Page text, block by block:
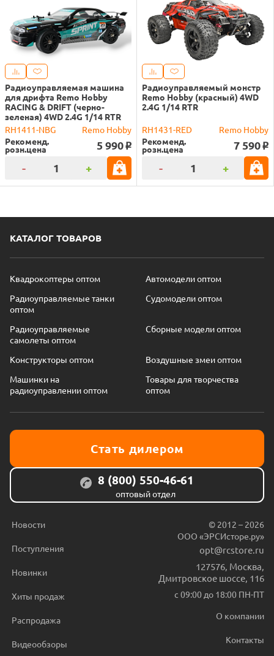
Радиоуправляемая машина
для дрифта Remo Hobby
RACING & DRIFT (черно-
зеленая) 4WD 2.4G 1/14 RTR
RH1411-NBG
Remo Hobby
Рекоменд.
розн.цена 5 990 o
- +
Радиоуправляемый монстр
Remo Hobby (красный) 4WD
2.4G 1/14 RTR
RH1431-RED
Remo Hobby
Рекоменд.
розн.цена 7 590 o
- +
КАТАЛОГ ТОВАРОВ
Квадрокоптеры оптом
Автомодели оптом
Радиоуправляемые танки
оптом
Судомодели оптом
Радиоуправляемые
самолеты оптом
Сборные модели оптом
Конструкторы оптом
Воздушные змеи оптом
Машинки на
радиоуправлении оптом
Товары для творчества
оптом
Стать дилером
8 (800) 550-46-61
оптовый отдел
Новости
Поступления
Новинки
Хиты продаж
Распродажа
Видеообзоры
© 2012 – 2026
ООО «ЭРСИсторе.ру»
opt@rcstore.ru
127576, Москва,
Дмитровское шоссе, 116
с 09:00 до 18:00 ПН-ПТ
О компании
Контакты